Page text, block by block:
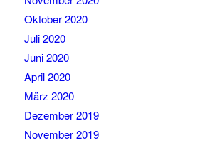
Oktober 2020
Juli 2020
Juni 2020
April 2020
März 2020
Dezember 2019
November 2019